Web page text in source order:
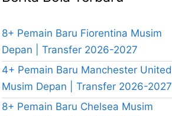
8+ Pemain Baru Fiorentina Musim
Depan | Transfer 2026-2027
4+ Pemain Baru Manchester United
Musim Depan | Transfer 2026-2027
8+ Pemain Baru Chelsea Musim